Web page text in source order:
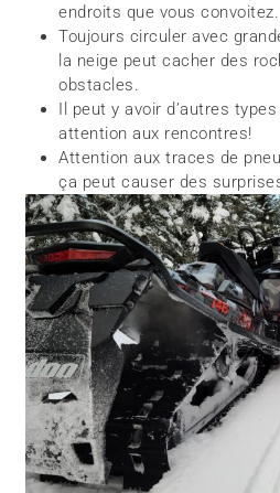
endroits que vous convoitez.
Toujours circuler avec
la neige peut cacher des
obstacles.
Il peut y avoir d’autres
attention aux rencontres!
Attention aux traces de
ça peut causer des